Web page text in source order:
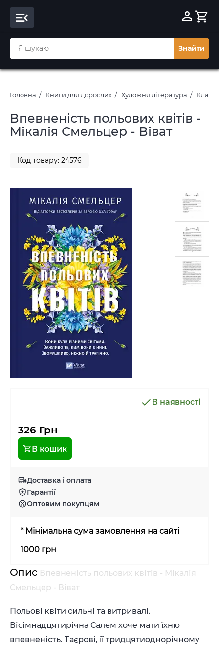
Знайти
Головна Книги для дорослих Художня література
Впевненість польових квітів -
Мікалія Смельцер - Віват
Код товару: 24576
В наявності
326 Грн
В кошик
Доставка і оплата
Гарантії
Оптовим покупцям
* Мінімальна сума замовлення на сайті
1000 грн
Опис Впевненість польових квітів - Мікалія
Смельцер - Віват
Польові квіти сильні та витривалі.
Вісімнадцятирічна Салем хоче мати їхню
впевненість. Таєрові, її тридцятиоднорічному